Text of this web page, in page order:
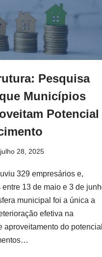
Pesquisa
Municípios
Potencial
julho 28, 2025
329 empresários e,
13 de maio e 3 de
municipal foi a única a
efetiva na
aproveitamento do potencial